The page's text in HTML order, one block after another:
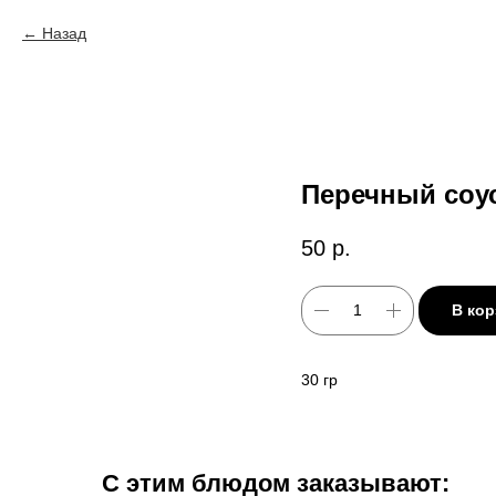
Назад
Перечный
50 р.
В
30 гр
С этим блюдом заказывают: